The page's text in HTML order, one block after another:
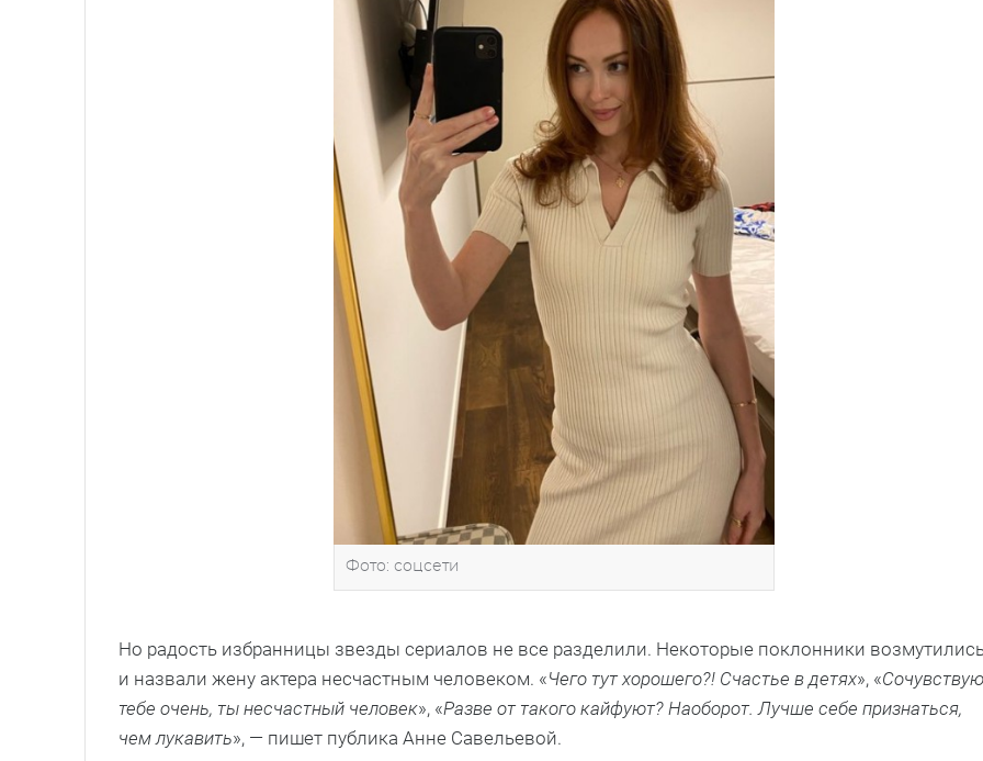
Фото: соцсети
Но радость избранницы звезды сериалов не все разделили. Некоторые поклонники
и назвали жену актера несчастным человеком. «Чего тут хорошего?! Счастье в детях», «Сочувствую
тебе очень, ты несчастный человек», «Разве от такого кайфуют? Наоборот. Лучше себе признаться,
чем лукавить», — пишет публика Анне Савельевой.